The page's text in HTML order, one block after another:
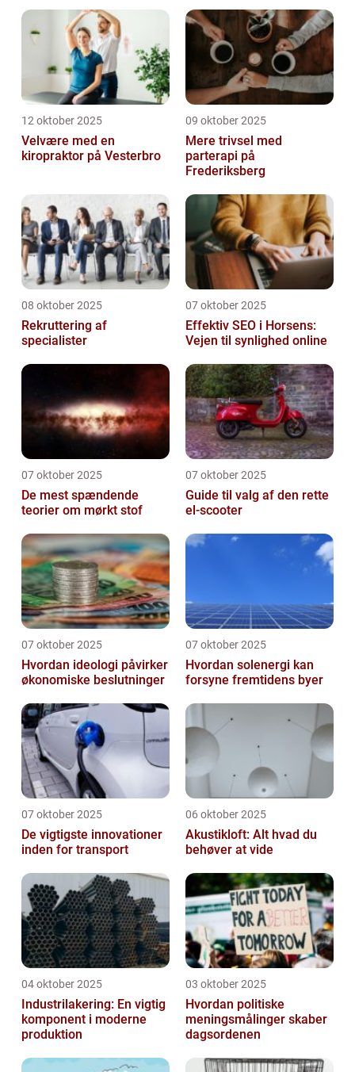
12 oktober 2025
Velvære med en
kiropraktor på Vesterbro
09 oktober 2025
Mere trivsel med
parterapi på
Frederiksberg
08 oktober 2025
Rekruttering af
specialister
07 oktober 2025
Effektiv SEO i Horsens:
Vejen til synlighed online
07 oktober 2025
De mest spændende
teorier om mørkt stof
07 oktober 2025
Guide til valg af den rette
el-scooter
07 oktober 2025
Hvordan ideologi påvirker
økonomiske beslutninger
07 oktober 2025
Hvordan solenergi kan
forsyne fremtidens byer
07 oktober 2025
De vigtigste innovationer
inden for transport
06 oktober 2025
Akustikloft: Alt hvad du
behøver at vide
04 oktober 2025
Industrilakering: En vigtig
komponent i moderne
produktion
03 oktober 2025
Hvordan politiske
meningsmålinger skaber
dagsordenen